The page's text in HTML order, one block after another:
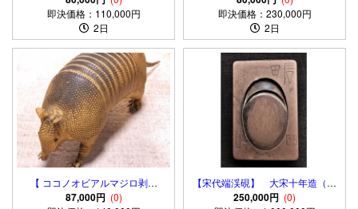
テージ
即決価格：110,000円
2日
即決価格：230,000円
2日
【 ココノオビアルマジロ剥製
】 合法品 完全体（一部修
87,000円 (0)
【宋代端渓硯】 大宋十年造（開
宝二年） 文人画家四銘刻 収蔵
250,000円 (0)